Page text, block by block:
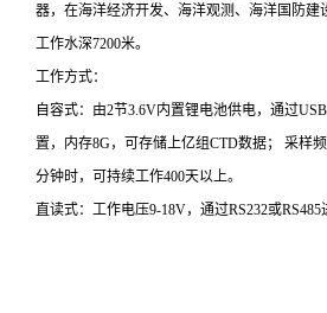
器，在海洋经济开发、海洋观测、海洋国防建
工作水深7200米。
工作方式：
自容式：由2节3.6V内置锂电池供电，通过
置，内存8G，可存储上亿组CTD数据； 采样
分钟时，可持续工作400天以上。
直读式：工作电压9-18V，通过RS232或RS485